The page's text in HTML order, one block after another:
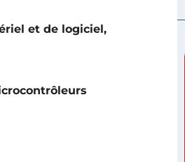
et de logiciel,